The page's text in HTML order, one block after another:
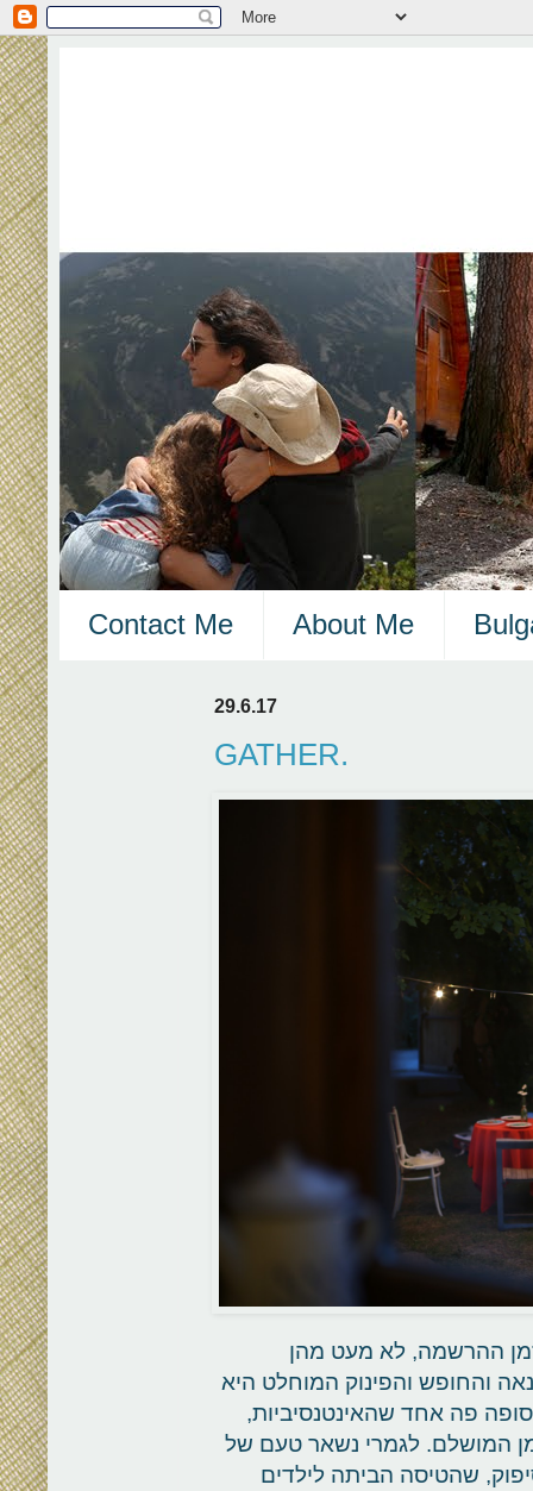
Contact Me About Me
29.6.17
GATHER.
ההרשמה, לא מעט מהן
והחופש והפינוק המוחלט היא
פה אחד שהאינטנסיביות,
המושלם. לגמרי נשאר טעם של
שהטיסה הביתה לילדים